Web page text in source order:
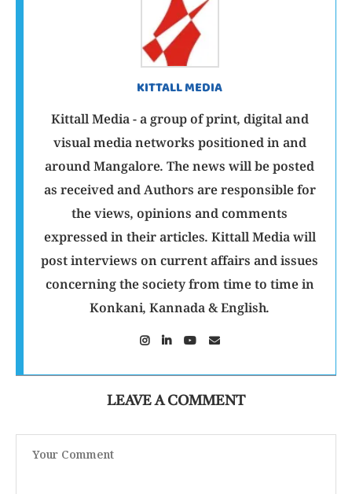
KITTALL MEDIA
Kittall Media - a group of print, digital and
visual media networks positioned in and
around Mangalore. The news will be posted
as received and Authors are responsible for
the views, opinions and comments
expressed in their articles. Kittall Media will
post interviews on current affairs and issues
concerning the society from time to time in
Konkani, Kannada & English.
LEAVE A COMMENT